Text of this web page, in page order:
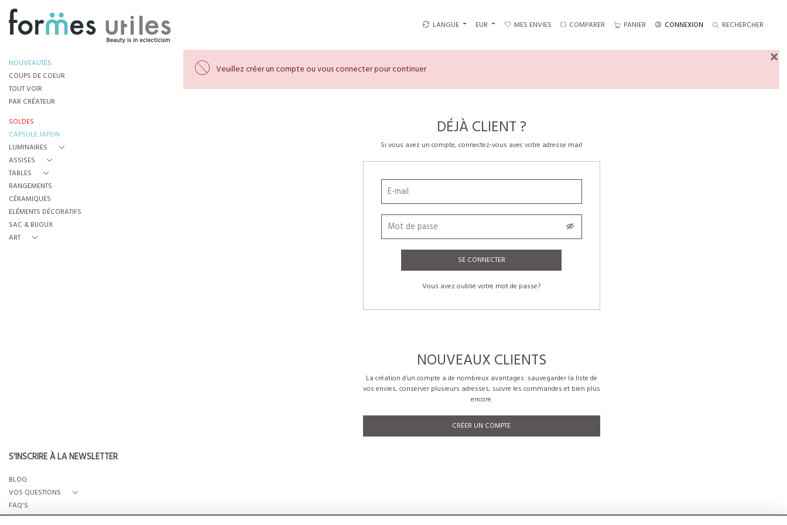
LANGUE EUR MES ENVIES COMPARER PANIER CONNEXION RECHERCHER
NOUVEAUTÉS
COUPS DE COEUR
TOUT VOIR
PAR CRÉATEUR
SOLDES
CAPSULE JAPON
LUMINAIRES
ASSISES
TABLES
RANGEMENTS
CÉRAMIQUES
ELÉMENTS DÉCORATIFS
SAC & BIJOUX
ART
S'INSCRIRE À LA NEWSLETTER
BLOG
VOS QUESTIONS
FAQ'S
QUI SOMMES-NOUS?
Veuillez créer un compte ou vous connecter pour continuer
×
DÉJÀ CLIENT ?
Si vous avez un compte, connectez-vous avec votre adresse mail
SE CONNECTER
Vous avez oublié votre mot de passe?
NOUVEAUX CLIENTS
La création d’un compte a de nombreux avantages: sauvegarder la liste de
vos envies, conserver plusieurs adresses, suivre les commandes et bien plus
encore.
CRÉER UN COMPTE